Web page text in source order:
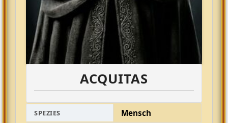
ACQUITAS
SPEZIES Mensch